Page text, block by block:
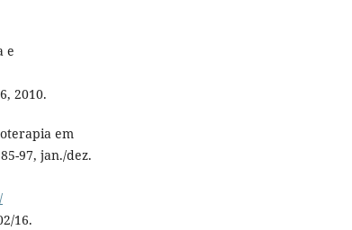
e
2010.
em
97, jan./dez.
16.